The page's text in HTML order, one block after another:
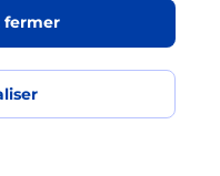
fermer